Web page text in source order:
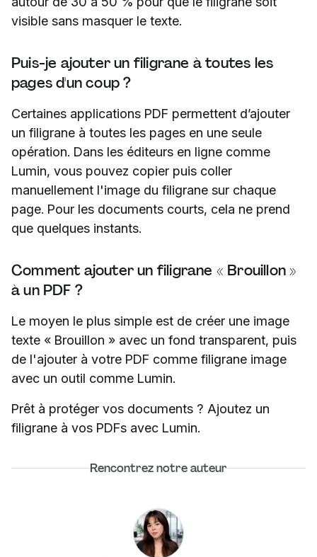
visible sans masquer le texte.
Puis-je ajouter un filigrane à toutes les
pages d'un coup ?
Certaines applications PDF permettent d’ajouter
un filigrane à toutes les pages en une seule
opération. Dans les éditeurs en ligne comme
Lumin, vous pouvez copier puis coller
manuellement l'image du filigrane sur chaque
page. Pour les documents courts, cela ne prend
que quelques instants.
Comment ajouter un filigrane « Brouillon »
à un PDF ?
Le moyen le plus simple est de créer une image
texte « Brouillon » avec un fond transparent, puis
de l'ajouter à votre PDF comme filigrane image
avec un outil comme Lumin.
Prêt à protéger vos documents ? Ajoutez un
filigrane à vos PDFs avec Lumin.
Rencontrez notre auteur